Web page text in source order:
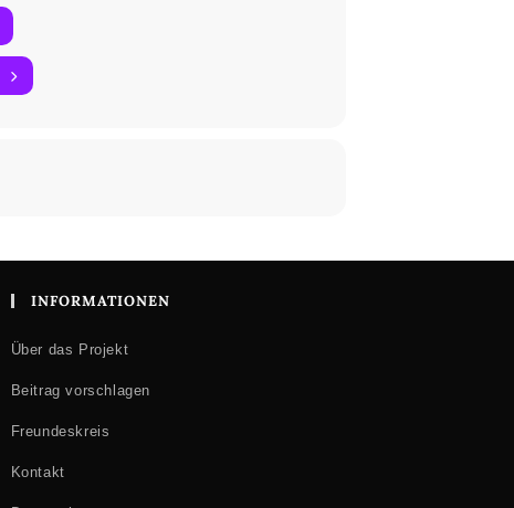
INFORMATIONEN
Über das Projekt
Beitrag vorschlagen
Freundeskreis
Kontakt